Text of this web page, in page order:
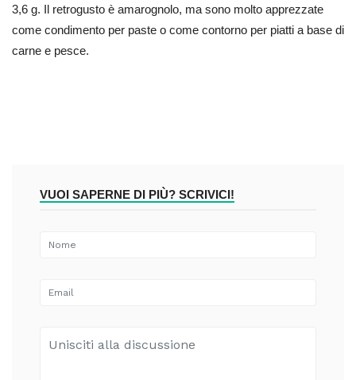
3,6 g. Il retrogusto è amarognolo, ma sono molto apprezzate
come condimento per paste o come contorno per piatti a base di
carne e pesce.
VUOI SAPERNE DI PIÙ? SCRIVICI!